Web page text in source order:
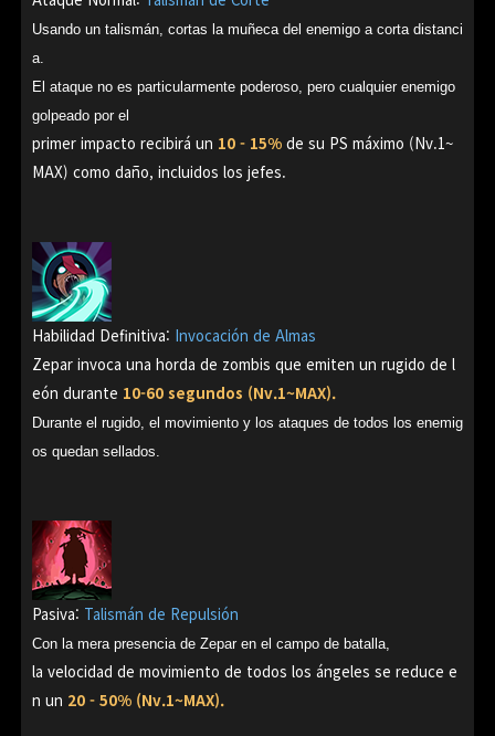
Usando un talismán, cortas la muñeca del enemigo a corta distanci
a.
El ataque no es particularmente poderoso, pero cualquier enemigo
golpeado por el
primer impacto recibirá un 10 - 15% de su PS máximo (Nv.1~
MAX) como daño, incluidos los jefes.
Habilidad Definitiva: Invocación de Almas
Zepar invoca una horda de zombis que emiten un rugido de l
eón durante 10-60 segundos (Nv.1~MAX).
Durante el rugido, el movimiento y los ataques de todos los enemig
os quedan sellados.
Pasiva: Talismán de Repulsión
Con la mera presencia de Zepar en el campo de batalla,
la velocidad de movimiento de todos los ángeles se reduce e
n un 20 - 50% (Nv.1~MAX).